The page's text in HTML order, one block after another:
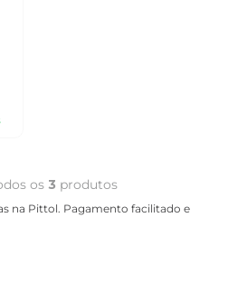
os 3 produtos
na Pittol. Pagamento facilitado e